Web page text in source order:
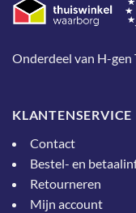
Onderdeel van H-gen
KLANTENSERVICE
Contact
Bestel- en
Retourneren
Mijn account